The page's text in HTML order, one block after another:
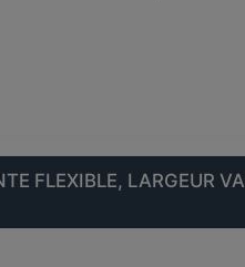
FLEXIBLE, LARGEUR